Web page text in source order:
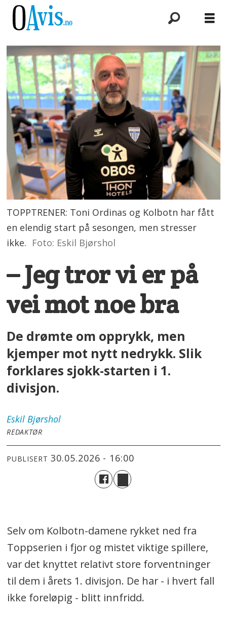
TOPPTRENER: Toni Ordinas og Kolbotn har fått
en elendig start på sesongen, men stresser
ikke. Foto: Eskil Bjørshol
– Jeg tror vi er på
vei mot noe bra
De drømte om opprykk, men
kjemper mot nytt nedrykk. Slik
forklares sjokk-starten i 1.
divisjon.
Eskil Bjørshol
REDAKTØR
PUBLISERT 30.05.2026 - 16:00
Selv om Kolbotn-damene rykket ned fra
Toppserien i fjor og mistet viktige spillere,
var det knyttet relativt store forventninger
til dem i årets 1. divisjon. De har - i hvert fall
ikke foreløpig - blitt innfridd.